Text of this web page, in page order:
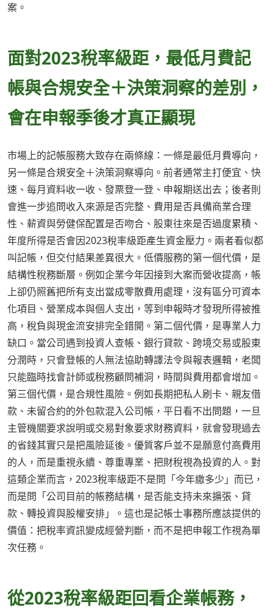
案。
面對2023稅率級距，最低月費記
帳與合規安全＋決策洞察的差別，
會在申報季後才真正顯現
市場上的記帳服務大致存在兩條線：一條是最低月費導向，
另一條是合規安全＋決策洞察導向。前者通常主打便宜、快
速、每月資料收一收、發票登一登、申報期送出去；後者則
會進一步追問收入來源是否完整、費用是否具備商業合理
性、薪資與勞健保配置是否吻合、股東往來是否過度累積、
年度所得是否會因2023稅率級距產生資金壓力。兩者看似都
叫記帳，但交付結果差異很大。低價服務的第一個代價，是
結構性稅務斷層。例如企業今年因接到大案而營收提高，帳
上卻仍照舊把所有支出當成零散費用處理，沒有區分可資本
化項目、營業成本與個人支出，等到申報時才發現所得被推
高，稅負與現金流安排完全錯開。第二個代價，是專業人力
缺口。當公司遇到投資人查帳、銀行貸款、跨境交易或股東
分潤時，只會登帳的人無法協助轉譯法令與報表邏輯，老闆
只能臨時找會計師或稅務顧問補洞，時間與費用都會增加。
第三個代價，是合規性風險。例如長期把私人刷卡、親友借
款、未留合約的外包款混入公司帳，平日看不出問題，一旦
主管機關要求說明或交易對象要求財務資料，就會發現過去
的省錢其實只是把風險延後。優質客戶並不是願意付高費用
的人，而是重視永續、尊重專業、把財稅視為投資的人。對
這類企業而言，2023稅率級距不是問「今年繳多少」而已，
而是問「公司目前的帳務結構，是否能支持未來擴張、貸
款、轉投資與股權安排」。這也是記帳士事務所應該提供的
價值：把稅率資訊變成經營判斷，而不是把申報工作視為單
次任務。
從2023稅率級距回看企業帳務，